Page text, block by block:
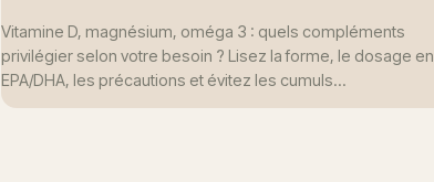
Vitamine D, magnésium, oméga 3 : quels compléments
privilégier selon votre besoin ? Lisez la forme, le dosage en
EPA/DHA, les précautions et évitez les cumuls…